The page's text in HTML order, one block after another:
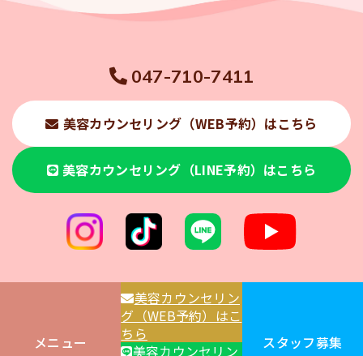
047-710-7411
美容カウンセリング（WEB予約）はこちら
美容カウンセリング（LINE予約）はこちら
メニュー
美容カウンセリン
グ（WEB予約）はこ
ちら
美容カウンセリン
スタッフ募集